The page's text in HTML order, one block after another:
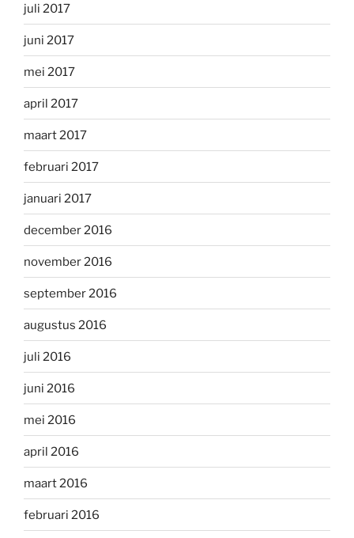
juli 2017
juni 2017
mei 2017
april 2017
maart 2017
februari 2017
januari 2017
december 2016
november 2016
september 2016
augustus 2016
juli 2016
juni 2016
mei 2016
april 2016
maart 2016
februari 2016